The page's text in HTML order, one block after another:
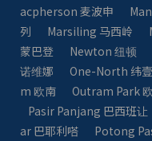
acpherson 麦波申
列
Marsiling 马西岭
蒙巴登
Newton 纽顿
诺维娜
One-North 纬
m 欧南
Outram Park
Pasir Panjang 巴西班让
ar 巴耶利嗒
Potong